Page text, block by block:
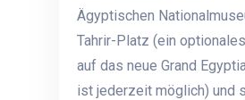
Ägyptischen
Tahrir-Platz (ein
auf das neue Grand
ist jederzeit möglich) und